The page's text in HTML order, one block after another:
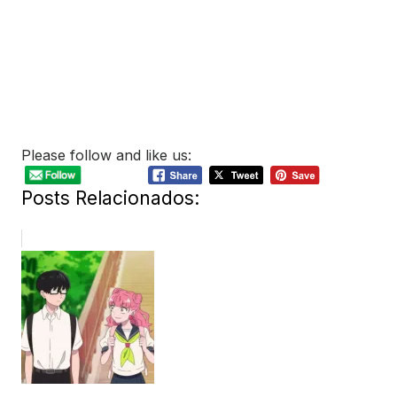
Please follow and like us:
Posts Relacionados: